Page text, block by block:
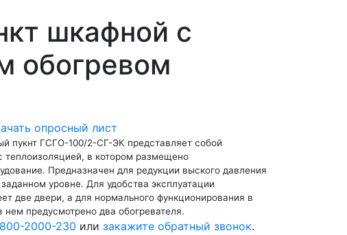
шкафной с
обогревом
опросный лист
пукнт ГСГО-100/2-СГ-ЭК представляет собой
теплоизоляцией, в котором размещено
Предназначен для редукции выского давления
уровне. Для удобства эксплуатации
две двери, а для нормального функционирования в
нем предусмотрено два обогревателя.
2000-230 или закажите обратный звонок.